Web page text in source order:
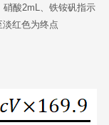
硝酸2mL、铁铵矾指示
红色为终点